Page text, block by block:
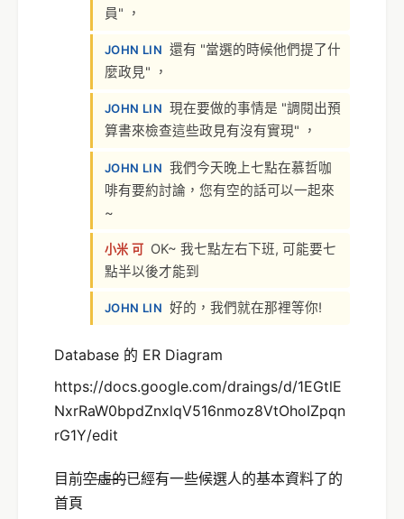
員" ，
JOHN LIN 還有 "當選的時候他們提了什
麼政見" ，
JOHN LIN 現在要做的事情是 "調閱出預
算書來檢查這些政見有沒有實現" ，
JOHN LIN 我們今天晚上七點在慕哲咖
啡有要約討論，您有空的話可以一起來
~
小米 可 OK~ 我七點左右下班, 可能要七
點半以後才能到
JOHN LIN 好的，我們就在那裡等你!
Database 的 ER Diagram
https://docs.google.com/draings/d/1EGtlE
NxrRaW0bpdZnxlqV516nmoz8VtOhoIZpqn
rG1Y/edit
目前空虛的已經有一些候選人的基本資料了的
首頁